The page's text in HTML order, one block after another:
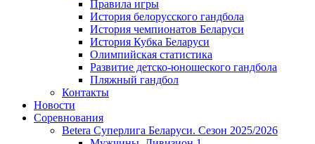
Правила игры
История белорусского гандбола
История чемпионатов Беларуси
История Кубка Беларуси
Олимпийская статистика
Развитие детско-юношеского гандбола
Пляжный гандбол
Контакты
Новости
Соревнования
Betera Суперлига Беларуси. Сезон 2025/2026